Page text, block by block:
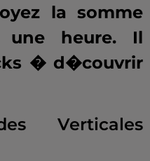
la somme
heure. Il
� d�couvrir
Verticales